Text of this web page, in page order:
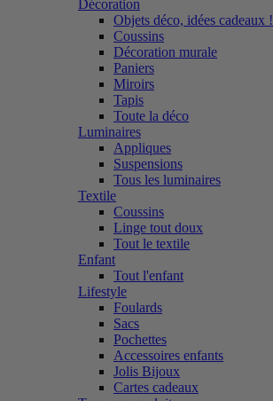
Décoration
Objets déco, idées cadeaux !
Coussins
Décoration murale
Paniers
Miroirs
Tapis
Toute la déco
Luminaires
Appliques
Suspensions
Tous les luminaires
Textile
Coussins
Linge tout doux
Tout le textile
Enfant
Tout l'enfant
Lifestyle
Foulards
Sacs
Pochettes
Accessoires enfants
Jolis Bijoux
Cartes cadeaux